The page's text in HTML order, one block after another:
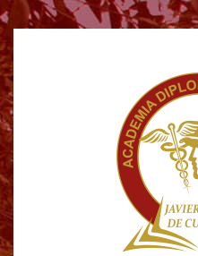
Saltar al contenido principal